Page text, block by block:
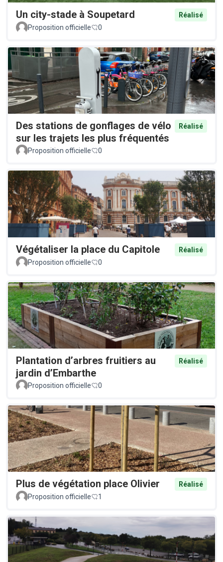
Un city-stade à Soupetard
Réalisé
Proposition officielle
0
Des stations de gonflages de vélo
sur les trajets les plus fréquentés
Réalisé
Proposition officielle 0
Végétaliser la place du Capitole
Réalisé
Proposition officielle
0
Plantation d’arbres fruitiers au
jardin d’Embarthe
Réalisé
Proposition officielle 0
Plus de végétation place Olivier
Réalisé
Proposition officielle
1